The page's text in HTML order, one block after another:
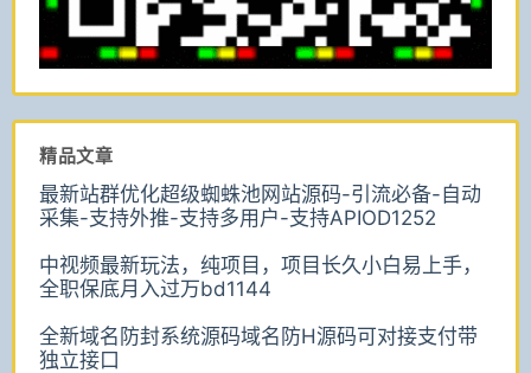
精品文章
最新站群优化超级蜘蛛池网站源码-引流必备-自动
采集-支持外推-支持多用户-支持APIOD1252
中视频最新玩法，纯项目，项目长久小白易上手，
全职保底月入过万bd1144
全新域名防封系统源码域名防H源码可对接支付带
独立接口